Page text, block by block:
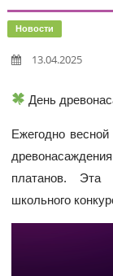
Новости
13.04.2025
День
Ежегодно
платанов. Эта
школьного